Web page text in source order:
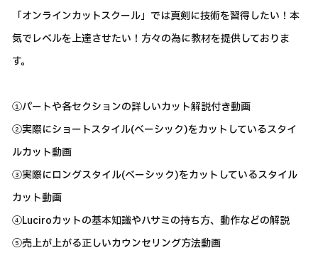
「オンラインカットスクール」では真剣に技術を習得したい！本
気でレベルを上達させたい！方々の為に教材を提供しておりま
す。
①パートや各セクションの詳しいカット解説付き動画
②実際にショートスタイル(ベーシック)をカットしているスタイ
ルカット動画
③実際にロングスタイル(ベーシック)をカットしているスタイル
カット動画
④Luciroカットの基本知識やハサミの持ち方、動作などの解説
⑤売上が上がる正しいカウンセリング方法動画